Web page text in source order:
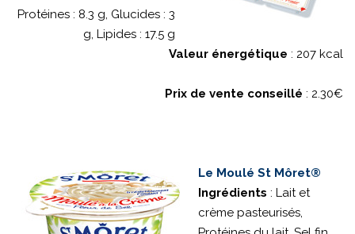
Protéines : 8.3 g, Glucides : 3
g, Lipides : 17.5 g
Valeur énergétique : 207 kcal
Prix de vente conseillé : 2.30€
Le Moulé St Môret®
Ingrédients : Lait et
crème pasteurisés,